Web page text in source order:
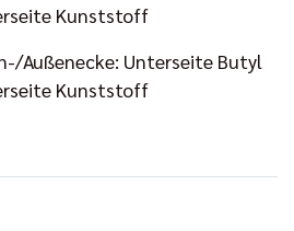
Kunststoff
Außenecke: Unterseite Butyl
Kunststoff